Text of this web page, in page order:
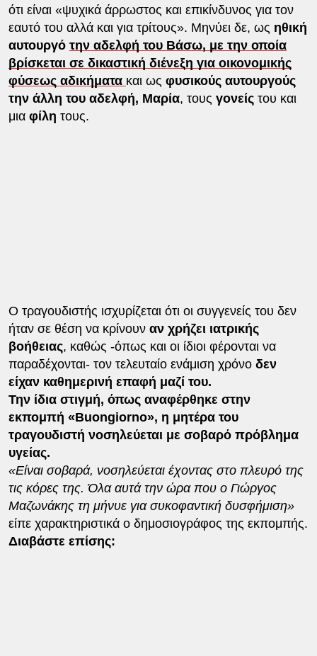
ότι είναι «ψυχικά άρρωστος και επικίνδυνος για τον
εαυτό του αλλά και για τρίτους». Μηνύει δε, ως ηθική
αυτουργό την αδελφή του Βάσω, με την οποία
βρίσκεται σε δικαστική διένεξη για οικονομικής
φύσεως αδικήματα και ως φυσικούς αυτουργούς
την άλλη του αδελφή, Μαρία, τους γονείς του και
μια φίλη τους.
O τραγουδιστής ισχυρίζεται ότι οι συγγενείς του δεν
ήταν σε θέση να κρίνουναν χρήζει ιατρικής
βοήθειας, καθώς -όπως και οι ίδιοι φέρονται να
παραδέχονται- τον τελευταίο ενάμιση χρόνο δεν
είχαν καθημερινή επαφή μαζί του.
Την ίδια στιγμή, όπως αναφέρθηκε στην
εκπομπή «Buongiorno», η μητέρα του
τραγουδιστή νοσηλεύεται με σοβαρό πρόβλημα
υγείας.
«Είναι σοβαρά, νοσηλεύεται έχοντας στο πλευρό της
τις κόρες της. Όλα αυτά την ώρα που ο Γιώργος
Μαζωνάκης τη μήνυε για συκοφαντική δυσφήμιση»
είπε χαρακτηριστικά ο δημοσιογράφος της εκπομπής.
Διαβάστε επίσης: